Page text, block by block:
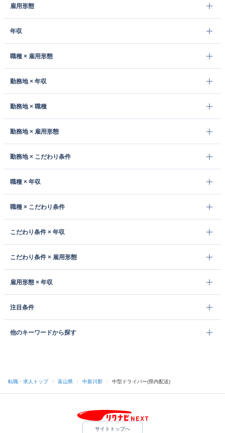
雇用形態
年収
職種 × 雇用形態
勤務地 × 年収
勤務地 × 職種
勤務地 × 雇用形態
勤務地 × こだわり条件
職種 × 年収
職種 × こだわり条件
こだわり条件 × 年収
こだわり条件 × 雇用形態
雇用形態 × 年収
注目条件
他のキーワードから探す
転職・求人トップ / 富山県 / 中新川郡 / 中型ドライバー(県内配送)
サイトトップへ